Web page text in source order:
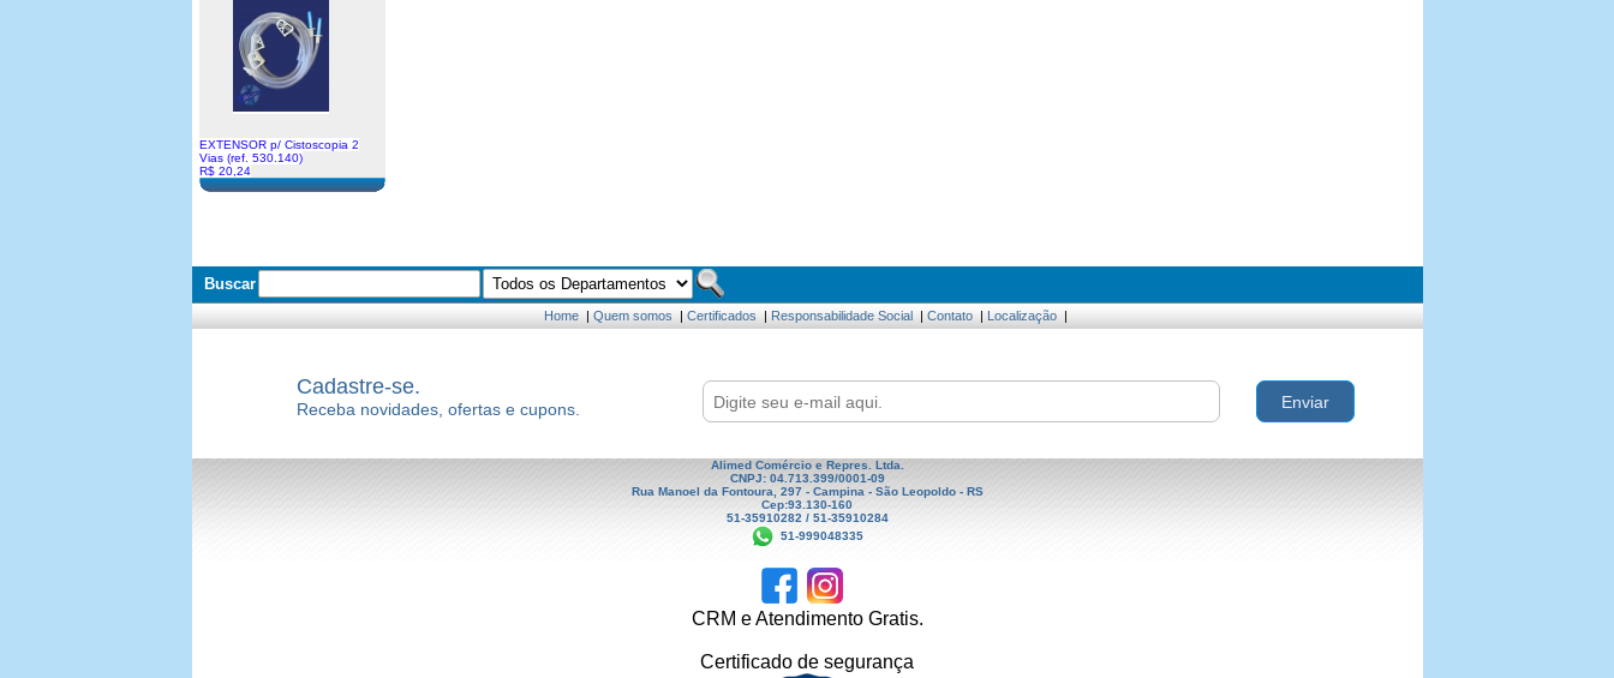
EXTENSOR p/ Cistoscopia 2
Vias (ref. 530.140)
R$ 20,24
Buscar
Home| Quem somos| Certificados| Responsabilidade Social| Contato| Localização|
Cadastre-se.
Receba novidades, ofertas e cupons.
Alimed Comércio e Repres. Ltda.
CNPJ: 04.713.399/0001-09
Rua Manoel da Fontoura, 297 - Campina - São Leopoldo - RS
Cep:93.130-160
51-35910282 / 51-35910284
51-999048335
CRM e Atendimento Gratis.
Certificado de segurança